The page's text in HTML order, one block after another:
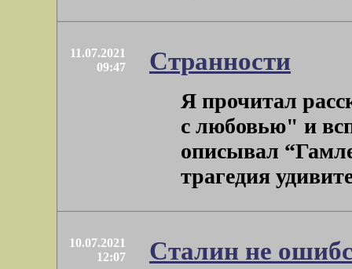
11.07.2021
09:47
Странности
Я прочитал
с любовью" и
описывал
трагедия
10.07.2021
12:07
Сталин не